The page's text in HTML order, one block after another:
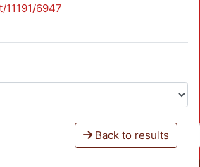
6947
Back to results